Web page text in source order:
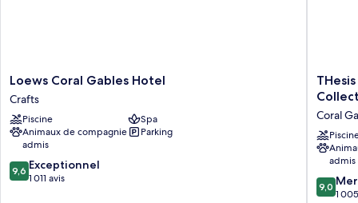
Loews
Coral
Gables
Hotel
Crafts
Loews Coral Gables Hotel
Crafts
Piscine
Spa
Animaux de compagnie
admis
Parking
9.6
sur
9,6 Exceptionnel
1 011 avis
THesis
Hotel
Coral
Gables,
Curio
by
Hilton
Coral
admis
9.0
sur
9,0
1